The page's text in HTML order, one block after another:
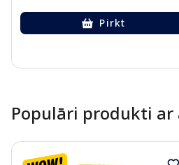
Pirkt
Populāri produkti